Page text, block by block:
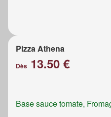
Pizza Athena
Dès 13.50 €
Base sauce tomate,